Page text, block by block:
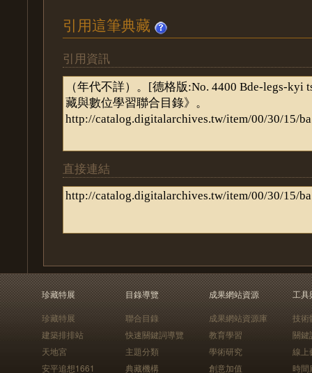
引用這筆典藏
引用資訊
直接連結
珍藏特展
珍藏特展
建築排排站
天地宮
安平追想1661
目錄導覽
聯合目錄
快速關鍵詞導覽
主題分類
典藏機構
成果網站資源
成果網站資源庫
教育學習
學術研究
創意加值
工具
技術
關鍵
線上
時間